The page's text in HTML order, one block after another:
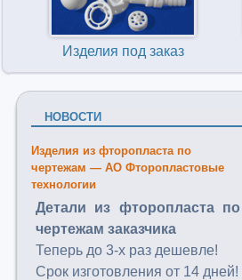
Изделия под заказ
НОВОСТИ
Изделия из фторопласта по
чертежам — АО Фторопластовые
технологии
Детали из фторопласта по
чертежам заказчика
Теперь до 3-х раз дешевле!
Срок изготовления от 14 дней!